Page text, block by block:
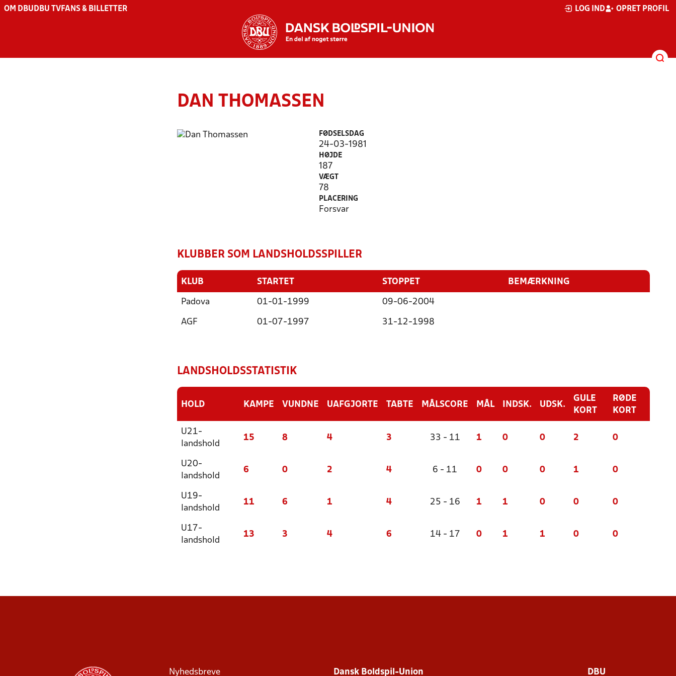
OM DBU DBU TV FANS & BILLETTER LOG IND OPRET PROFIL
DAN THOMASSEN
FØDSELSDAG
24-03-1981
HØJDE
187
VÆGT
78
PLACERING
Forsvar
KLUBBER SOM LANDSHOLDSSPILLER
KLUB STARTET STOPPET BEMÆRKNING
Padova 01-01-1999 09-06-2004
AGF 01-07-1997 31-12-1998
LANDSHOLDSSTATISTIK
HOLD KAMPE VUNDNE UAFGJORTE TABTE MÅLSCORE MÅL INDSK. UDSK.
GULE
KORT
RØDE
KORT
U21-
landshold
15 8 4 3 33 - 11 1 0 0 2 0
U20-
landshold
6 0 2 4 6 - 11 0 0 0 1 0
U19-
landshold
11 6 1 4 25 - 16 1 1 0 0 0
U17-
landshold
13 3 4 6 14 - 17 0 1 1 0 0
Nyhedsbreve Dansk Boldspil-Union DBU